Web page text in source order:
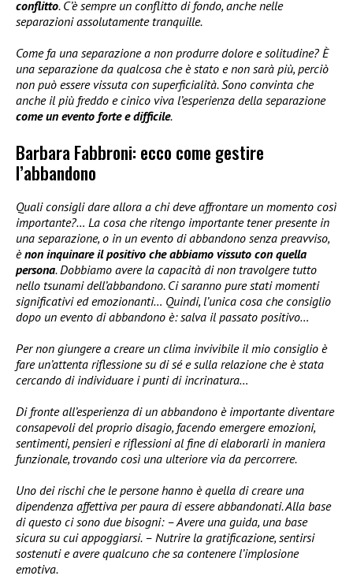
conflitto. C’è sempre un conflitto di fondo, anche nelle
separazioni assolutamente tranquille.
Come fa una separazione a non produrre dolore e solitudine? È
una separazione da qualcosa che è stato e non sarà più, perciò
non può essere vissuta con superficialità. Sono convinta che
anche il più freddo e cinico viva l’esperienza della separazione
come un evento forte e difficile.
Barbara Fabbroni: ecco come gestire
l’abbandono
Quali consigli dare allora a chi deve affrontare un momento così
importante?… La cosa che ritengo importante tener presente in
una separazione, o in un evento di abbandono senza preavviso,
ènon inquinare il positivo che abbiamo vissuto con quella
persona. Dobbiamo avere la capacità di non travolgere tutto
nello tsunami dell’abbandono. Ci saranno pure stati momenti
significativi ed emozionanti… Quindi, l’unica cosa che consiglio
dopo un evento di abbandono è: salva il passato positivo…
Per non giungere a creare un clima invivibile il mio consiglio è
fare un’attenta riflessione su di sé e sulla relazione che è stata
cercando di individuare i punti di incrinatura…
Di fronte all’esperienza di un abbandono è importante diventare
consapevoli del proprio disagio, facendo emergere emozioni,
sentimenti, pensieri e riflessioni al fine di elaborarli in maniera
funzionale, trovando così una ulteriore via da percorrere.
Uno dei rischi che le persone hanno è quella di creare una
dipendenza affettiva per paura di essere abbandonati. Alla base
di questo ci sono due bisogni: – Avere una guida, una base
sicura su cui appoggiarsi. – Nutrire la gratificazione, sentirsi
sostenuti e avere qualcuno che sa contenere l’implosione
emotiva.